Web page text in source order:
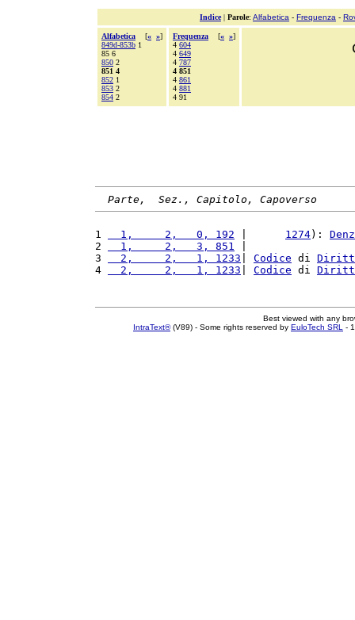
Indice| Parole: Alfabetica - Frequenza -
Alfabetica [« »]
849d-853b 1
85 6
850 2
851 4
852 1
853 2
854 2
Frequenza [« »]
4 604
4 649
4 787
4 851
4 861
4 881
4 91
Parte,  Sez., Capitolo, Capoverso
1
  1,     2,   0, 192
1274): Denz
2
  1,     2,   3, 851
3
  2,     2,   1, 1233
Codice di
4
  2,     2,   1, 1233
Codice di
Best viewed with any
IntraText®(V89) - Some rights reserved by EuloTech SRL -